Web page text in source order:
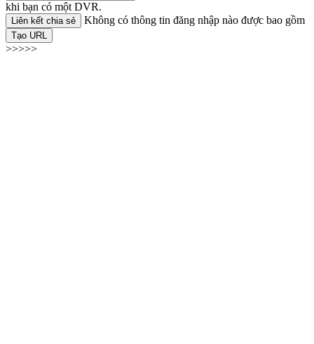
khi bạn có một DVR.
Liên kết chia sẻ Không có thông tin đăng nhập nào được bao gồm
Tạo URL
>>>>>